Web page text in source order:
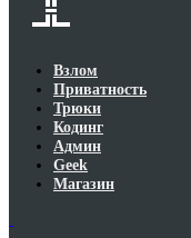
Взлом
Приватность
Трюки
Кодинг
Админ
Geek
Магазин